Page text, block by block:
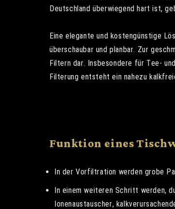
Deutschland überwiegend hart ist,
Eine elegante und kostengünstige
überschaubar und planbar. Zur
Filtern dar. Insbesondere für Tee-
Filterung entsteht ein nahezu
Funktion eines
In der Vorfiltration werden grobe
In einem weiteren Schritt werden,
Ionenaustauscher,